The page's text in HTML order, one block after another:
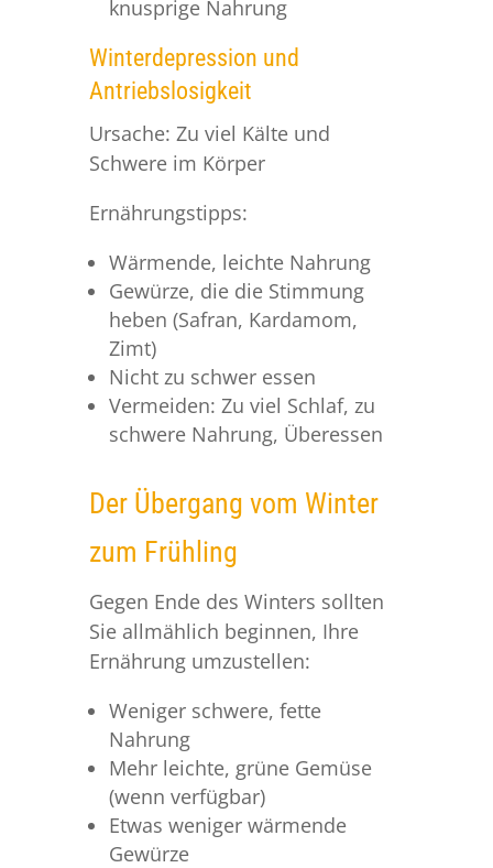
knusprige Nahrung
Winterdepression und
Antriebslosigkeit
Ursache: Zu viel Kälte und
Schwere im Körper
Ernährungstipps:
Wärmende, leichte Nahrung
Gewürze, die die Stimmung
heben (Safran, Kardamom,
Zimt)
Nicht zu schwer essen
Vermeiden: Zu viel Schlaf, zu
schwere Nahrung, Überessen
Der Übergang vom Winter
zum Frühling
Gegen Ende des Winters sollten
Sie allmählich beginnen, Ihre
Ernährung umzustellen:
Weniger schwere, fette
Nahrung
Mehr leichte, grüne Gemüse
(wenn verfügbar)
Etwas weniger wärmende
Gewürze